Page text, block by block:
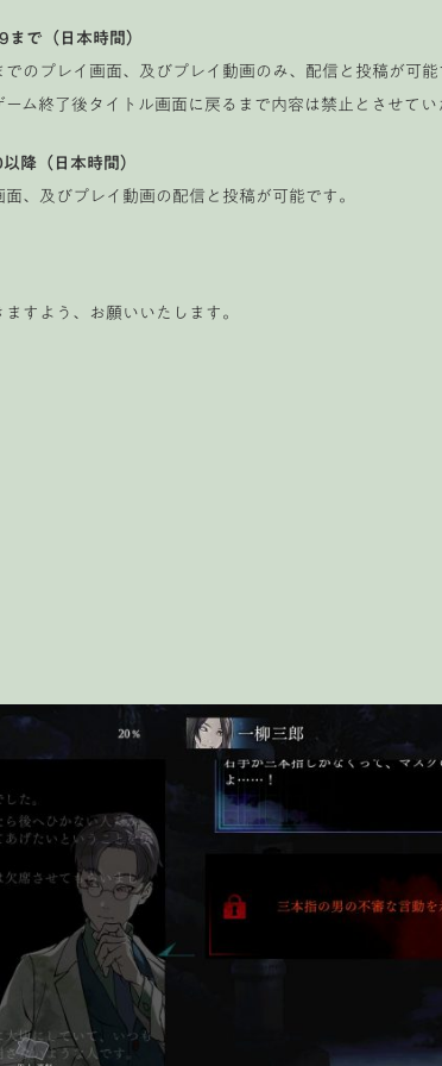
で（日本時間）
のプレイ画面、及びプレイ動画のみ、配信と投稿が可能
ム終了後タイトル画面に戻るまで内容は禁止とさせてい
降（日本時間）
、及びプレイ動画の配信と投稿が可能です。
すよう、お願いいたします。